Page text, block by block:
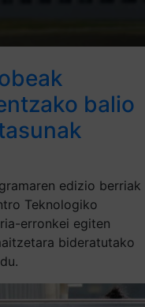
balio
edizio berriak
Teknologiko
erronkei egiten
bideratutako